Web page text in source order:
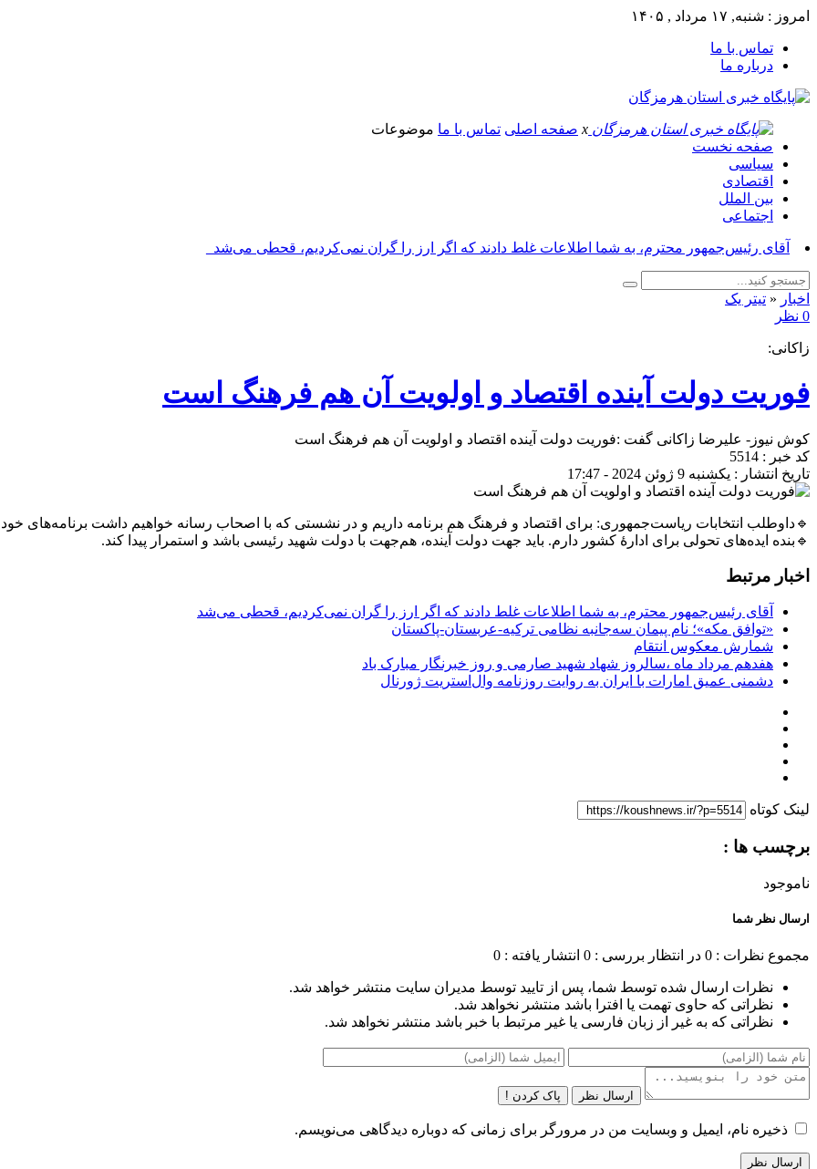
امروز : شنبه, ۱۷ مرداد , ۱۴۰۵
تماس با ما
درباره ما
x صفحه اصلی تماس با ما موضوعات
صفحه نخست
سیاسی
اقتصادی
بین الملل
اجتماعی
آقای رئیس‌جمهور محترم، به شما اطلاعات غلط دادند که اگر ارز را گران نمی‌کردیم، قحطی می‌شد_
اخبار « تیتر یک
0 نظر
زاکانی:
فوریت دولت آینده اقتصاد و اولویت آن هم فرهنگ است
کوش نیوز- علیرضا زاکانی گفت :فوریت دولت آینده اقتصاد و اولویت آن هم فرهنگ است
کد خبر : 5514
تاریخ انتشار : یکشنبه 9 ژوئن 2024 - 17:47
🔹داوطلب انتخابات ریاست‌جمهوری: برای اقتصاد و فرهنگ هم برنامه داریم و در نشستی که با اصحاب رسانه خواهیم داشت برنامه‌های خود
🔹بنده ایده‌های تحولی برای ادارۀ کشور دارم. باید جهت دولت آینده، هم‌جهت با دولت شهید رئیسی باشد و استمرار پیدا کند.
اخبار مرتبط
آقای رئیس‌جمهور محترم، به شما اطلاعات غلط دادند که اگر ارز را گران نمی‌کردیم، قحطی می‌شد
«توافق مکه»؛ نام پیمان سه‌جانبه نظامی ترکیه-عربستان-پاکستان
شمارش معکوس انتقام
هفدهم مرداد ماه ،سالروز شهاد شهید صارمی و روز خبرنگار مبارک باد
دشمنی عمیق امارات با ایران به روایت روزنامه وال‌استریت ژورنال
لینک کوتاه
برچسب ها :
ناموجود
ارسال نظر شما
مجموع نظرات : 0 در انتظار بررسی : 0 انتشار یافته : 0
نظرات ارسال شده توسط شما، پس از تایید توسط مدیران سایت منتشر خواهد شد.
نظراتی که حاوی تهمت یا افترا باشد منتشر نخواهد شد.
نظراتی که به غیر از زبان فارسی یا غیر مرتبط با خبر باشد منتشر نخواهد شد.
ارسال نظر پاک کردن !
ذخیره نام، ایمیل و وبسایت من در مرورگر برای زمانی که دوباره دیدگاهی می‌نویسم.